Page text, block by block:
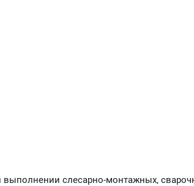
слесарно-монтажных,